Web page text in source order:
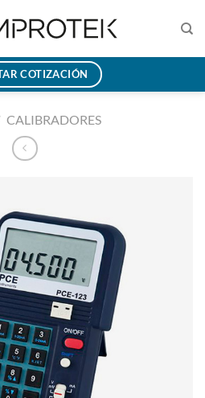
COTIZACIÓN
CALIBRADORES